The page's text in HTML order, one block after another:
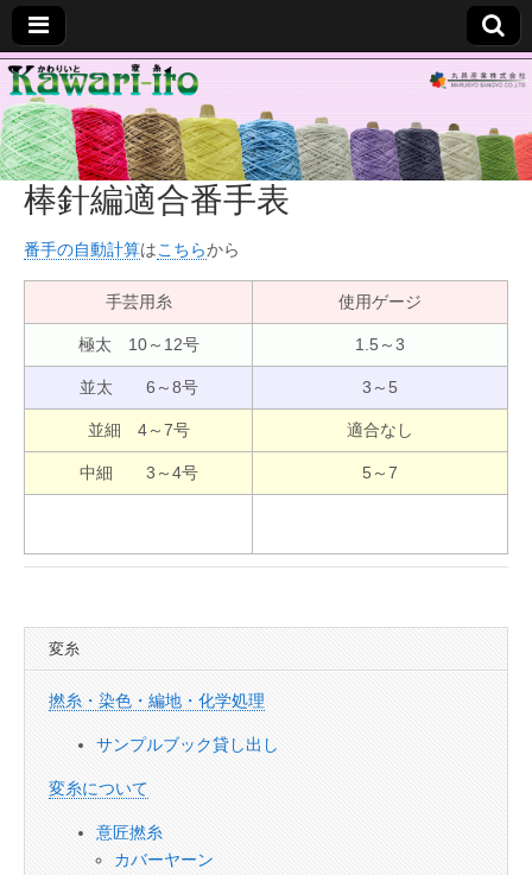
変
糸
■
か
わ
り
い
と
■
棒針編適合番手表
番手の自動計算はこちらから
手芸用糸 使用ゲージ
極太 10～12号 1.5～3
並太 6～8号 3～5
並細 4～7号 適合なし
中細 3～4号 5～7
変糸
撚糸・染色・編地・化学処理
サンプルブック貸し出し
変糸について
意匠撚糸
カバーヤーン